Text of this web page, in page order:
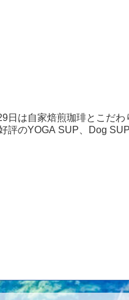
日は自家焙煎珈琲とこだ
評のYOGA SUP、Dog